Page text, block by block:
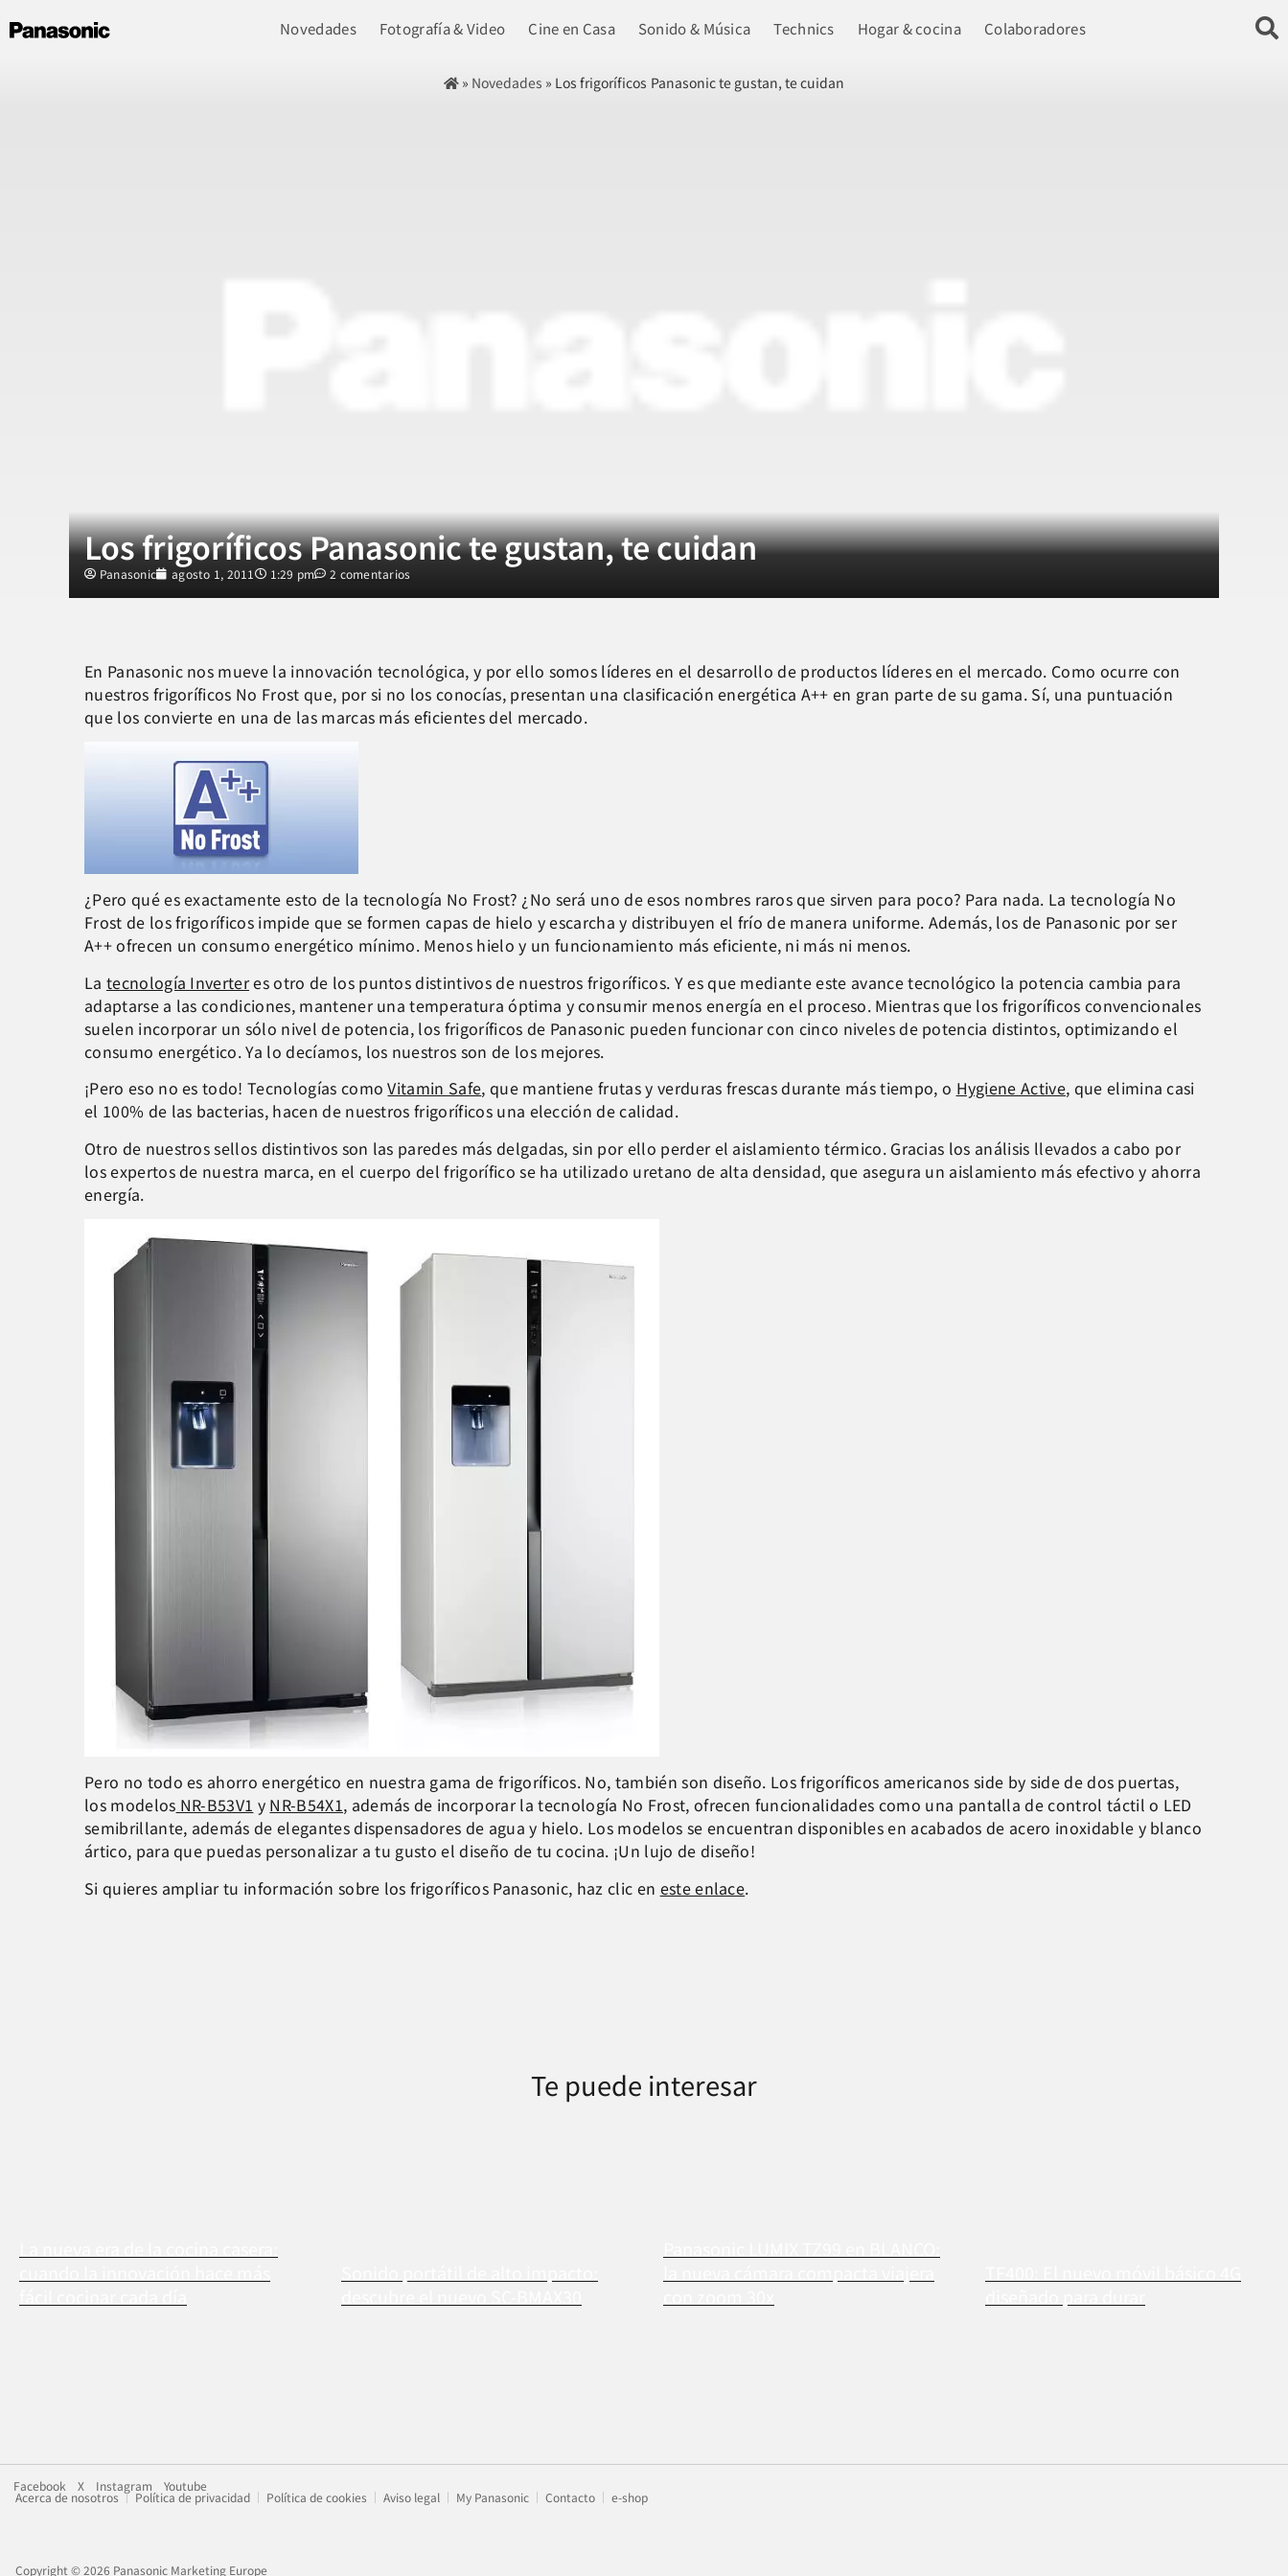
Novedades Fotografía & Video Cine en Casa Sonido & Música Technics Hogar & cocina Colaboradores
» Novedades » Los frigoríficos Panasonic te gustan, te cuidan
Los frigoríficos Panasonic te gustan, te cuidan
Panasonic agosto 1, 2011 1:29 pm 2 comentarios
En Panasonic nos mueve la innovación tecnológica, y por ello somos líderes en el desarrollo de productos líderes en el mercado. Como ocurre con
nuestros frigoríficos No Frost que, por si no los conocías, presentan una clasificación energética A++ en gran parte de su gama. Sí, una puntuación
que los convierte en una de las marcas más eficientes del mercado.
¿Pero qué es exactamente esto de la tecnología No Frost? ¿No será uno de esos nombres raros que sirven para poco? Para nada. La tecnología No
Frost de los frigoríficos impide que se formen capas de hielo y escarcha y distribuyen el frío de manera uniforme. Además, los de Panasonic por ser
A++ ofrecen un consumo energético mínimo. Menos hielo y un funcionamiento más eficiente, ni más ni menos.
La tecnología Inverteres otro de los puntos distintivos de nuestros frigoríficos. Y es que mediante este avance tecnológico la potencia cambia para
adaptarse a las condiciones, mantener una temperatura óptima y consumir menos energía en el proceso. Mientras que los frigoríficos convencionales
suelen incorporar un sólo nivel de potencia, los frigoríficos de Panasonic pueden funcionar con cinco niveles de potencia distintos, optimizando el
consumo energético. Ya lo decíamos, los nuestros son de los mejores.
¡Pero eso no es todo! Tecnologías comoVitamin Safe, que mantiene frutas y verduras frescas durante más tiempo, o Hygiene Active, que elimina casi
el 100% de las bacterias, hacen de nuestros frigoríficos una elección de calidad.
Otro de nuestros sellos distintivos son las paredes más delgadas, sin por ello perder el aislamiento térmico. Gracias los análisis llevados a cabo por
los expertos de nuestra marca, en el cuerpo del frigorífico se ha utilizado uretano de alta densidad, que asegura un aislamiento más efectivo y ahorra
energía.
Pero no todo es ahorro energético en nuestra gama de frigoríficos. No, también son diseño. Los frigoríficos americanos side by side de dos puertas,
los modelos NR-B53V1 y NR-B54X1, además de incorporar la tecnología No Frost, ofrecen funcionalidades como una pantalla de control táctil o LED
semibrillante, además de elegantes dispensadores de agua y hielo. Los modelos se encuentran disponibles en acabados de acero inoxidable y blanco
ártico, para que puedas personalizar a tu gusto el diseño de tu cocina. ¡Un lujo de diseño!
Si quieres ampliar tu información sobre los frigoríficos Panasonic, haz clic en este enlace.
Te puede interesar
Facebook X Instagram Youtube
Acerca de nosotros Política de privacidad Política de cookies Aviso legal My Panasonic Contacto e-shop
Copyright © 2026 Panasonic Marketing Europe